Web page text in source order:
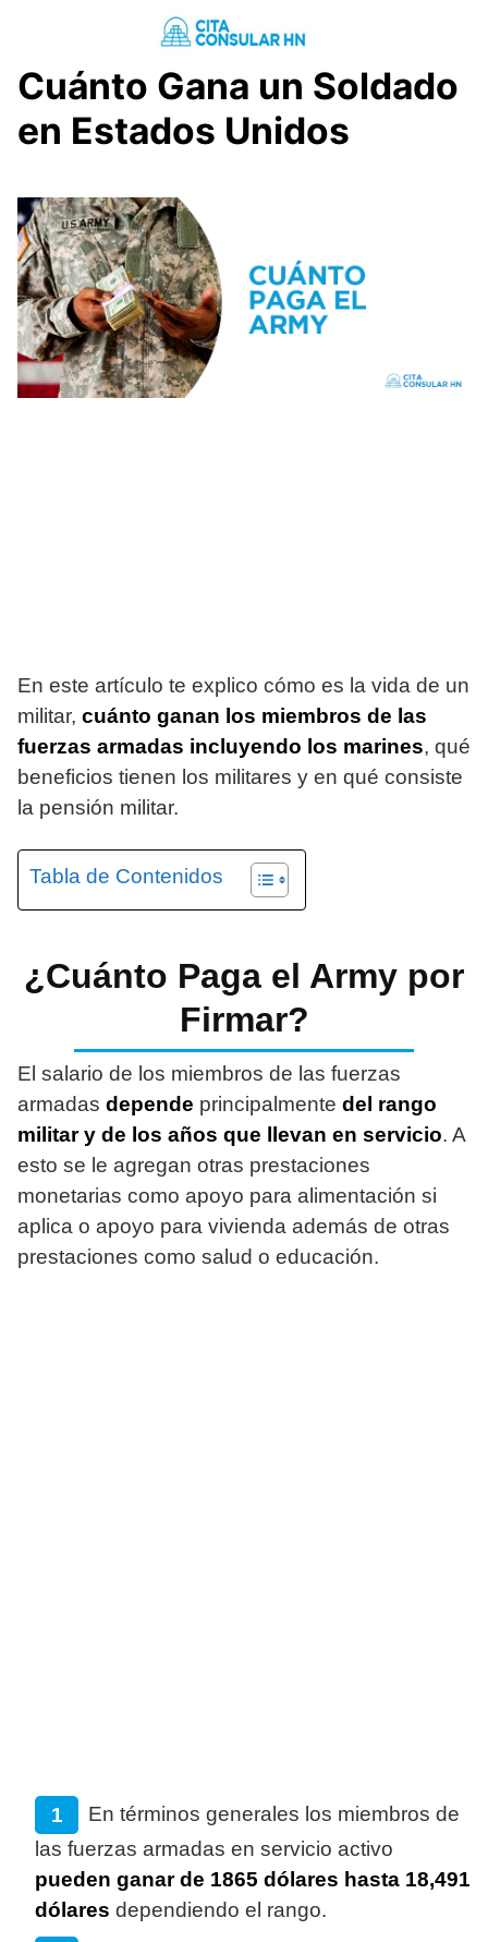
Cuánto Gana un Soldado
en Estados Unidos
En este artículo te explico cómo es la vida de un
militar, cuánto ganan los miembros de las
fuerzas armadas incluyendo los marines, qué
beneficios tienen los militares y en qué consiste
la pensión militar.
Tabla de Contenidos
¿Cuánto Paga el Army por
Firmar?
El salario de los miembros de las fuerzas
armadas depende principalmente del rango
militar y de los años que llevan en servicio. A
esto se le agregan otras prestaciones
monetarias como apoyo para alimentación si
aplica o apoyo para vivienda además de otras
prestaciones como salud o educación.
En términos generales los miembros de
las fuerzas armadas en servicio activo
pueden ganar de 1865 dólares hasta 18,491
dólares dependiendo el rango.